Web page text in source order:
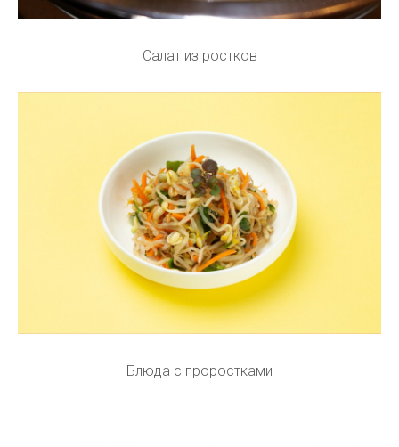
Салат из ростков
Блюда с проростками